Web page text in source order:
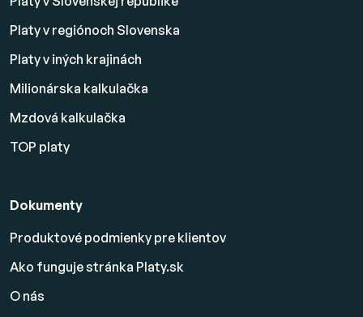
Platy v regiónoch Slovenska
Platy v iných krajinách
Milionárska kalkulačka
Mzdová kalkulačka
TOP platy
Dokumenty
Produktové podmienky pre klientov
Ako funguje stránka Platy.sk
O nás